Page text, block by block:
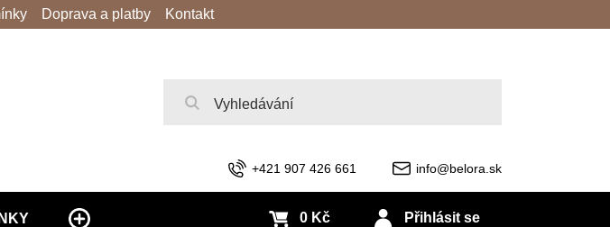
+421 907 426 661 info@belora.sk
Přihlásit se
0 Kč
Doprava a platby Kontakt